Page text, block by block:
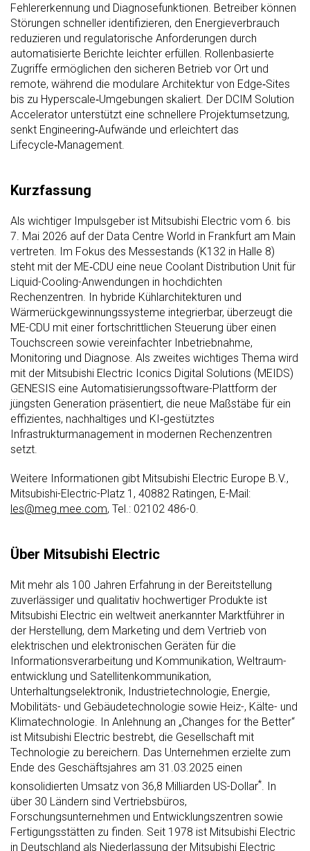
Fehlererkennung und Diagnosefunktionen. Betreiber können
Störungen schneller identifizieren, den Energieverbrauch
reduzieren und regulatorische Anforderungen durch
automatisierte Berichte leichter erfüllen. Rollenbasierte
Zugriffe ermöglichen den sicheren Betrieb vor Ort und
remote, während die modulare Architektur von Edge‑Sites
bis zu Hyperscale‑Umgebungen skaliert. Der DCIM Solution
Accelerator unterstützt eine schnellere Projektumsetzung,
senkt Engineering‑Aufwände und erleichtert das
Lifecycle‑Management.
Kurzfassung
Als wichtiger Impulsgeber ist Mitsubishi Electric vom 6. bis
7. Mai 2026 auf der Data Centre World in Frankfurt am Main
vertreten. Im Fokus des Messestands (K132 in Halle 8)
steht mit der ME‑CDU eine neue Coolant Distribution Unit für
Liquid-Cooling-Anwendungen in hochdichten
Rechenzentren. In hybride Kühlarchitekturen und
Wärmerückgewinnungssysteme integrierbar, überzeugt die
ME-CDU mit einer fortschrittlichen Steuerung über einen
Touchscreen sowie vereinfachter Inbetriebnahme,
Monitoring und Diagnose. Als zweites wichtiges Thema wird
mit der Mitsubishi Electric Iconics Digital Solutions (MEIDS)
GENESIS eine Automatisierungssoftware-Plattform der
jüngsten Generation präsentiert, die neue Maßstäbe für ein
effizientes, nachhaltiges und KI‑gestütztes
Infrastrukturmanagement in modernen Rechenzentren
setzt.
Weitere Informationen gibt Mitsubishi Electric Europe B.V.,
Mitsubishi-Electric-Platz 1, 40882 Ratingen, E-Mail:
les@meg.mee.com, Tel.: 02102 486-0.
Über Mitsubishi Electric
Mit mehr als 100 Jahren Erfahrung in der Bereitstellung
zuverlässiger und qualitativ hochwertiger Produkte ist
Mitsubishi Electric ein weltweit anerkannter Marktführer in
der Herstellung, dem Marketing und dem Vertrieb von
elektrischen und elektronischen Geräten für die
Informationsverarbeitung und Kommunikation, Weltraum-
entwicklung und Satellitenkommunikation,
Unterhaltungselektronik, Industrietechnologie, Energie,
Mobilitäts- und Gebäudetechnologie sowie Heiz-, Kälte- und
Klimatechnologie. In Anlehnung an „Changes for the Better“
ist Mitsubishi Electric bestrebt, die Gesellschaft mit
Technologie zu bereichern. Das Unternehmen erzielte zum
Ende des Geschäftsjahres am 31.03.2025 einen
konsolidierten Umsatz von 36,8 Milliarden US-Dollar*. In
über 30 Ländern sind Vertriebsbüros,
Forschungsunternehmen und Entwicklungszentren sowie
Fertigungsstätten zu finden. Seit 1978 ist Mitsubishi Electric
in Deutschland als Niederlassung der Mitsubishi Electric